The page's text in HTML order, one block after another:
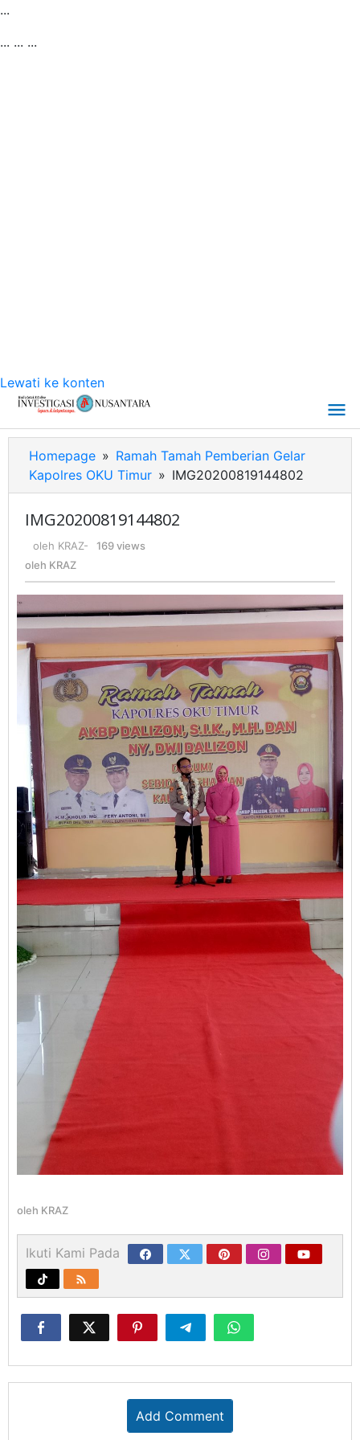
...
... ... ...
Lewati ke konten
Homepage » Ramah Tamah Pemberian Gelar
Kapolres OKU Timur » IMG20200819144802
IMG20200819144802
oleh KRAZ-
169 views
oleh KRAZ
oleh KRAZ
Ikuti Kami Pada
Add Comment